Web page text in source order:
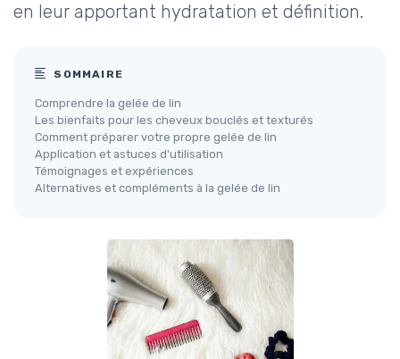
en leur apportant hydratation et définition.
SOMMAIRE
Comprendre la gelée de lin
Les bienfaits pour les cheveux bouclés et texturés
Comment préparer votre propre gelée de lin
Application et astuces d'utilisation
Témoignages et expériences
Alternatives et compléments à la gelée de lin